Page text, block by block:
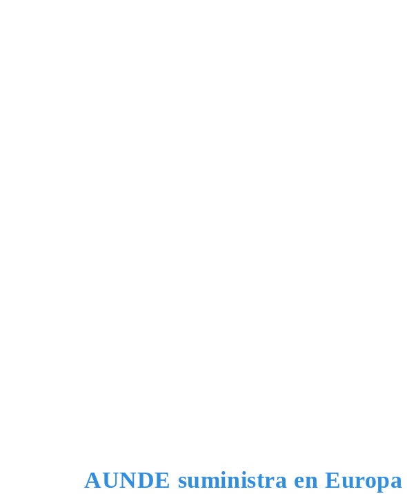
AUNDE suministra en